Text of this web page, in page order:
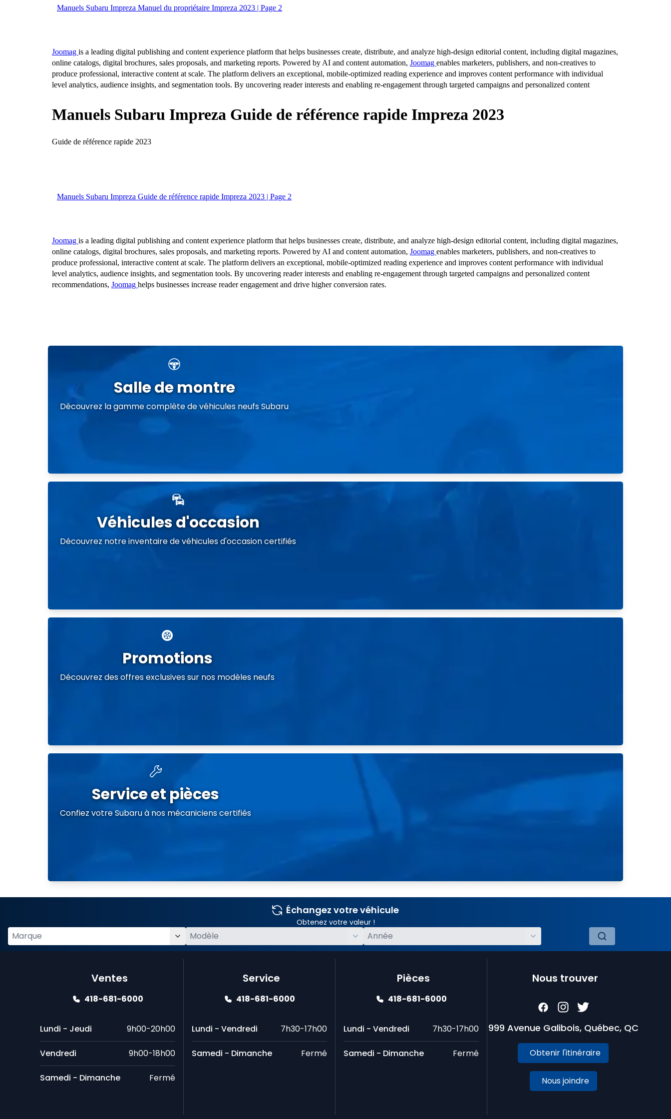
Salle de montre
Découvrez la gamme complète de véhicules neufs Subaru
Véhicules d'occasion
Découvrez notre inventaire de véhicules d'occasion certifiés
Promotions
Découvrez des offres exclusives sur nos modèles neufs
Service et pièces
Confiez votre Subaru à nos mécaniciens certifiés
Échangez votre véhicule
Obtenez votre valeur !
Ventes
418-681-6000
Lundi - Jeudi 9h00-20h00
Vendredi 9h00-18h00
Samedi - Dimanche Fermé
Service
418-681-6000
Lundi - Vendredi 7h30-17h00
Samedi - Dimanche Fermé
Pièces
418-681-6000
Lundi - Vendredi 7h30-17h00
Samedi - Dimanche Fermé
Nous trouver
999 Avenue Galibois, Québec, QC
Obtenir l'itinéraire
Nous joindre